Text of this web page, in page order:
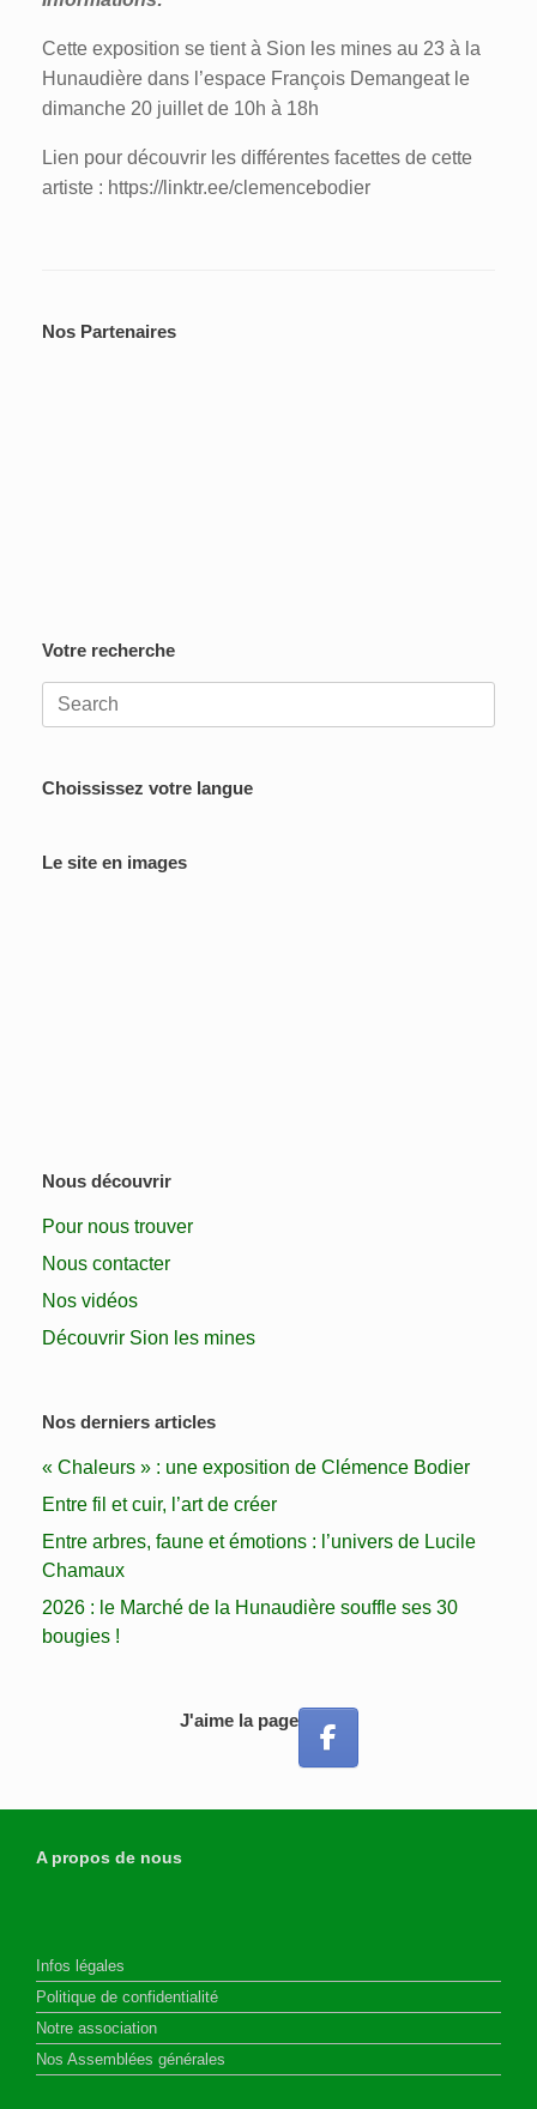
Cette exposition se tient à Sion les mines au 23 à la
Hunaudière dans l’espace François Demangeat le
dimanche 20 juillet de 10h à 18h
Lien pour découvrir les différentes facettes de cette
artiste : https://linktr.ee/clemencebodier‌
Nos Partenaires
Votre recherche
Search
for:
Choississez votre langue
Le site en images
Nous découvrir
Pour nous trouver
Nous contacter
Nos vidéos
Découvrir Sion les mines
Nos derniers articles
« Chaleurs » : une exposition de Clémence Bodier
Entre fil et cuir, l’art de créer
Entre arbres, faune et émotions : l’univers de Lucile
Chamaux
2026 : le Marché de la Hunaudière souffle ses 30
bougies !
J'aime la page
A propos de nous
Infos légales
Politique de confidentialité
Notre association
Nos Assemblées générales